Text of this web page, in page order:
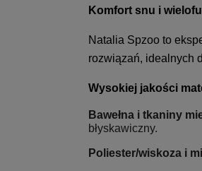
Komfort snu i
Natalia Spzoo to
rozwiązań, idealnych
Wysokiej jakości
Bawełna i tkaniny
błyskawiczny.
Poliester/wiskoza i